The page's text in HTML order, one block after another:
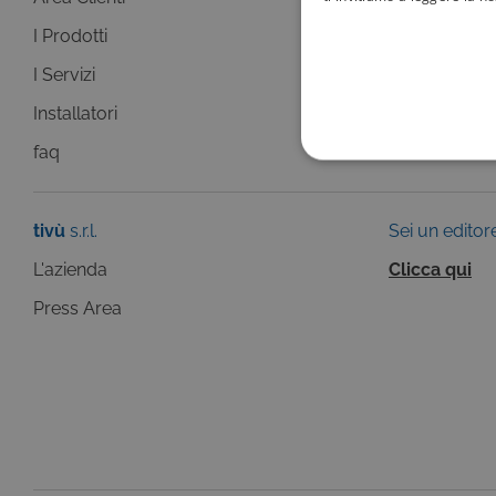
I Prodotti
I Servizi
Installatori
faq
tivù s.r.l.
L'azienda
Press Area
Sei un
Clicca qui
COOKIE
risposta ad azioni da te
visualizzazione del sito e
selezionati (es. lingua,
loro installazione, ma in